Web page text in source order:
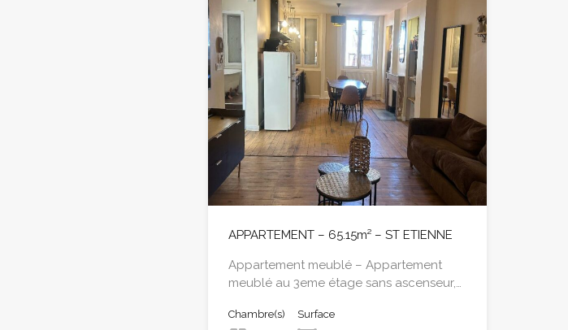
APPARTEMENT – 65.15m² – ST ETIENNE
Appartement meublé – Appartement
meublé au 3eme étage sans ascenseur,…
Chambre(s)
Surface